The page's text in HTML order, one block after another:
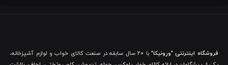
بالش‌ها را فراهم می‌کند و جلوه‌ای یکپارچه و شیک به تخت شما
فروشگاه اینترنتی "ورونیکا"
با ۲۰ سال سابقه در صنعت کالای خواب و لوازم آشپزخانه،